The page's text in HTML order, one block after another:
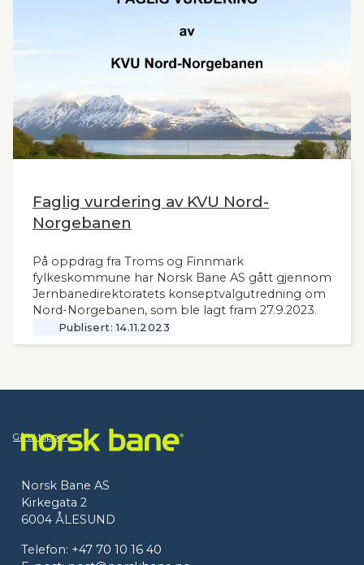
Faglig vurdering av KVU Nord-
Norgebanen
På oppdrag fra Troms og Finnmark
fylkeskommune har Norsk Bane AS gått gjennom
Jernbanedirektoratets konseptvalgutredning om
Nord-Norgebanen, som ble lagt fram 27.9.2023.
Publisert: 14.11.2023
Gå til toppen
Norsk Bane AS
Kirkegata 2
6004 ÅLESUND
Telefon: +47 70 10 16 40